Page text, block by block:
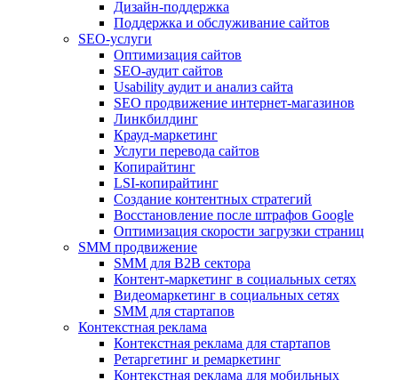
Дизайн-поддержка
Поддержка и обслуживание сайтов
SEO-услуги
Оптимизация сайтов
SEO-аудит сайтов
Usability аудит и анализ сайта
SEO продвижение интернет-магазинов
Линкбилдинг
Крауд-маркетинг
Услуги перевода сайтов
Копирайтинг
LSI-копирайтинг
Создание контентных стратегий
Восстановление после штрафов Google
Оптимизация скорости загрузки страниц
SMM продвижение
SMM для B2B сектора
Контент-маркетинг в социальных сетях
Видеомаркетинг в социальных сетях
SMM для стартапов
Контекстная реклама
Контекстная реклама для стартапов
Ретаргетинг и ремаркетинг
Контекстная реклама для мобильных